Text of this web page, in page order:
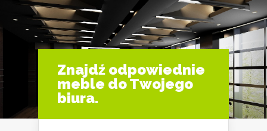
Znajdź odpowiednie
meble do Twojego
biura.